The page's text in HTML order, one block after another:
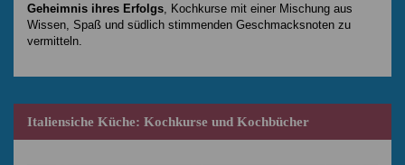
Geheimnis ihres Erfolgs , Kochkurse mit einer Mischung aus
Wissen, Spaß und südlich stimmenden Geschmacksnoten zu
vermitteln.
Italiensiche Küche: Kochkurse und Kochbücher